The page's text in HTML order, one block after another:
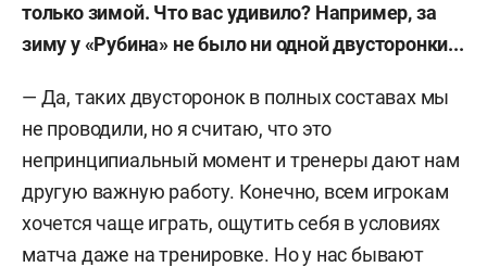
только зимой. Что вас удивило? Например, за
зиму у «Рубина» не было ни одной двусторонки...
— Да, таких двусторонок в полных составах мы
не проводили, но я считаю, что это
непринципиальный момент и тренеры дают нам
другую важную работу. Конечно, всем игрокам
хочется чаще играть, ощутить себя в условиях
матча даже на тренировке. Но у нас бывают